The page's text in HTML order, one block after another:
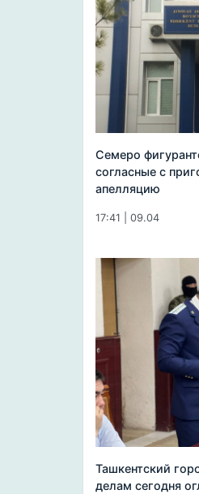
Семеро
согласные с
апелляцию
17:41 | 09.04
Ташкентский
делам сегодня